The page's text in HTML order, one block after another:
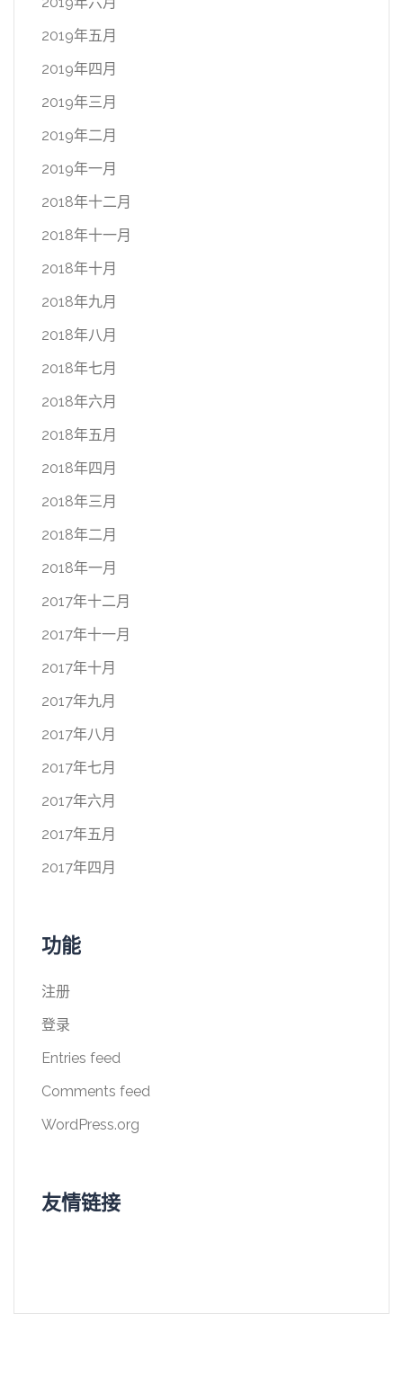
2019年五月
2019年四月
2019年三月
2019年二月
2019年一月
2018年十二月
2018年十一月
2018年十月
2018年九月
2018年八月
2018年七月
2018年六月
2018年五月
2018年四月
2018年三月
2018年二月
2018年一月
2017年十二月
2017年十一月
2017年十月
2017年九月
2017年八月
2017年七月
2017年六月
2017年五月
2017年四月
功能
注册
登录
Entries feed
Comments feed
WordPress.org
友情链接